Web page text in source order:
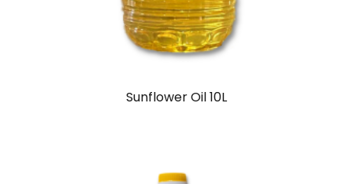
Sunflower Oil 10L